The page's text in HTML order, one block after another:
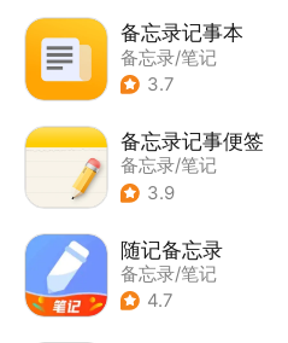
备忘录记事本
备忘录/笔记
3.7
备忘录记事便签
备忘录/笔记
3.9
随记备忘录
备忘录/笔记
4.7